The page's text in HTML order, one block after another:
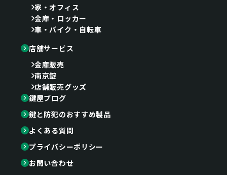
家・オフィス
金庫・ロッカー
車・バイク・自転車
店舗サービス
金庫販売
南京錠
店舗販売グッズ
鍵屋ブログ
鍵と防犯のおすすめ製品
よくある質問
プライバシーポリシー
お問い合わせ